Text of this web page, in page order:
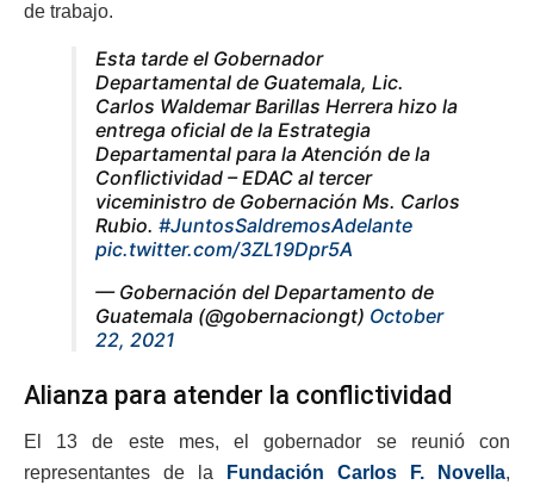
de trabajo.
Esta tarde el Gobernador
Departamental de Guatemala, Lic.
Carlos Waldemar Barillas Herrera hizo la
entrega oficial de la Estrategia
Departamental para la Atención de la
Conflictividad – EDAC al tercer
viceministro de Gobernación Ms. Carlos
Rubio. #JuntosSaldremosAdelante
pic.twitter.com/3ZL19Dpr5A
— Gobernación del Departamento de
Guatemala (@gobernaciongt) October
22, 2021
Alianza para atender la conflictividad
El 13 de este mes, el gobernador se reunió con
representantes de la
Fundación Carlos F. Novella,